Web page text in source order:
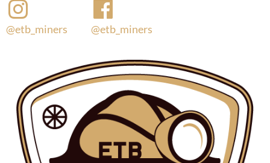
@etb_miners @etb_miners